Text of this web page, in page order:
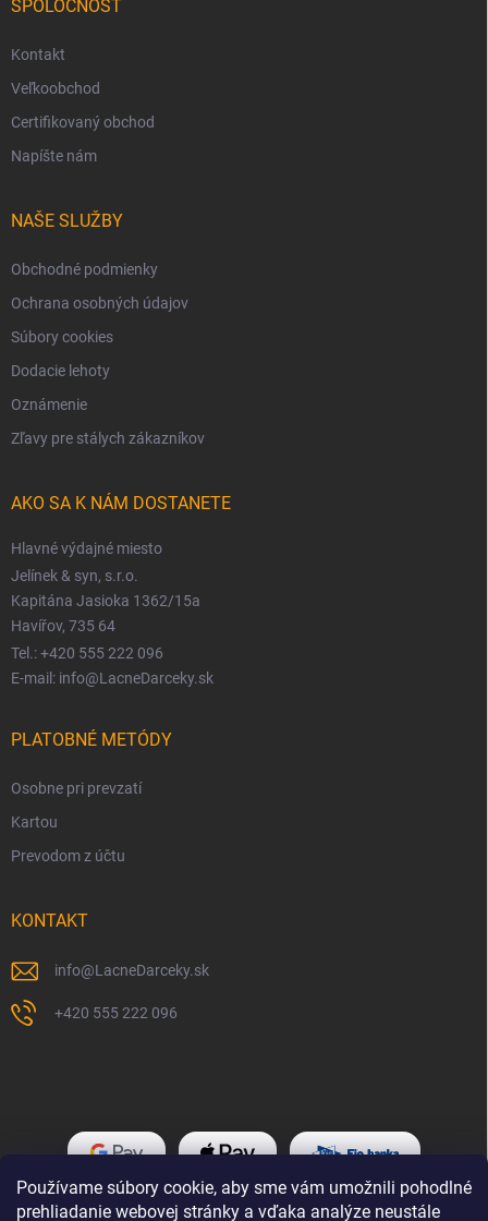
Používame súbory cookie, aby sme vám umožnili pohodlné
prehliadanie webovej stránky a vďaka analýze neustále
SPOLOČNOSŤ
Kontakt
Veľkoobchod
Certifikovaný obchod
Napíšte nám
NAŠE SLUŽBY
Obchodné podmienky
Ochrana osobných údajov
Súbory cookies
Dodacie lehoty
Oznámenie
Zľavy pre stálych zákazníkov
AKO SA K NÁM DOSTANETE
Hlavné výdajné miesto
Jelínek & syn, s.r.o.
Kapitána Jasioka 1362/15a
Havířov, 735 64
Tel.: +420 555 222 096
E-mail: info@LacneDarceky.sk
PLATOBNÉ METÓDY
Osobne pri prevzatí
Kartou
Prevodom z účtu
KONTAKT
info@LacneDarceky.sk
+420 555 222 096